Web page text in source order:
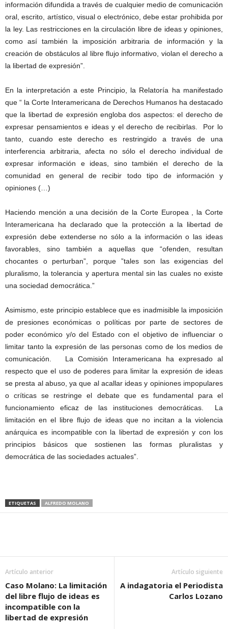
información difundida a través de cualquier medio de comunicación
oral, escrito, artístico, visual o electrónico, debe estar prohibida por
la ley. Las restricciones en la circulación libre de ideas y opiniones,
como así también la imposición arbitraria de información y la
creación de obstáculos al libre flujo informativo, violan el derecho a
la libertad de expresión”.
En la interpretación a este Principio, la Relatoría ha manifestado
que “ la Corte Interamericana de Derechos Humanos ha destacado
que la libertad de expresión engloba dos aspectos: el derecho de
expresar pensamientos e ideas y el derecho de recibirlas. Por lo
tanto, cuando este derecho es restringido a través de una
interferencia arbitraria, afecta no sólo el derecho individual de
expresar información e ideas, sino también el derecho de la
comunidad en general de recibir todo tipo de información y
opiniones (…)
Haciendo mención a una decisión de la Corte Europea , la Corte
Interamericana ha declarado que la protección a la libertad de
expresión debe extenderse no sólo a la información o las ideas
favorables, sino también a aquellas que “ofenden, resultan
chocantes o perturban”, porque ”tales son las exigencias del
pluralismo, la tolerancia y apertura mental sin las cuales no existe
una sociedad democrática.”
Asimismo, este principio establece que es inadmisible la imposición
de presiones económicas o políticas por parte de sectores de
poder económico y/o del Estado con el objetivo de influenciar o
limitar tanto la expresión de las personas como de los medios de
comunicación. La Comisión Interamericana ha expresado al
respecto que el uso de poderes para limitar la expresión de ideas
se presta al abuso, ya que al acallar ideas y opiniones impopulares
o críticas se restringe el debate que es fundamental para el
funcionamiento eficaz de las instituciones democráticas. La
limitación en el libre flujo de ideas que no incitan a la violencia
anárquica es incompatible con la libertad de expresión y con los
principios básicos que sostienen las formas pluralistas y
democrática de las sociedades actuales”.
ETIQUETAS ALFREDO MOLANO
Artículo anterior
Caso Molano: La limitación
del libre flujo de ideas es
incompatible con la
libertad de expresión
Artículo siguiente
A indagatoria el Periodista
Carlos Lozano